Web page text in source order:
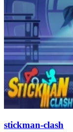
stickman-clash